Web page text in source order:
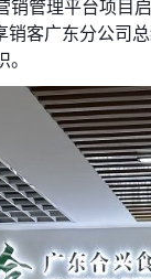
销管理平台项目
客广东分公司